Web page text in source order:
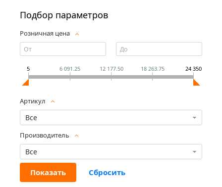
Подбор параметров
Розничная цена
5 6 091.25 12 177.50 18 263.75 24 350
Артикул
Все
Производитель
Все